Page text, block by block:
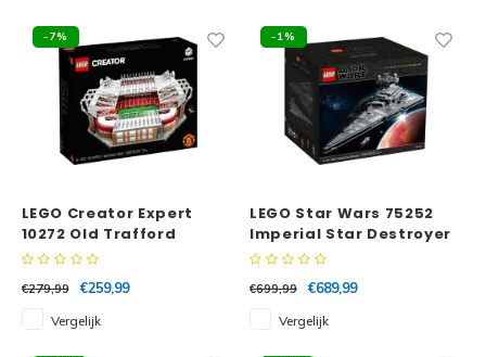
-7%
LEGO Creator Expert
10272 Old Trafford
Manchester United
€279,99
€259,99
Vergelijk
-1%
LEGO Star Wars 75252
Imperial Star Destroyer
€699,99
€689,99
Vergelijk